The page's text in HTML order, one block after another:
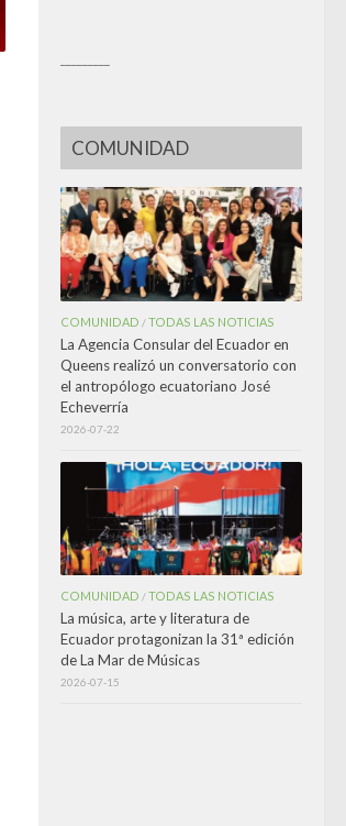
COMUNIDAD
COMUNIDAD /TODAS LAS NOTICIAS
La Agencia Consular del Ecuador en
Queens realizó un conversatorio con
el antropólogo ecuatoriano José
Echeverría
2026-07-22
COMUNIDAD /TODAS LAS NOTICIAS
La música, arte y literatura de
Ecuador protagonizan la 31ª edición
de La Mar de Músicas
2026-07-15